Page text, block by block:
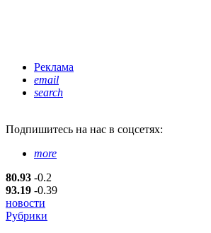
Реклама
email
search
Подпишитесь на нас в соцсетях:
more
80.93 -0.2
93.19 -0.39
новости
Рубрики